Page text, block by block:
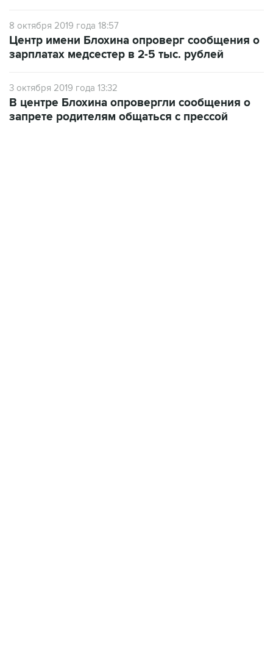
8 октября 2019 года 18:57
Центр имени Блохина опроверг сообщения о
зарплатах медсестер в 2-5 тыс. рублей
3 октября 2019 года 13:32
В центре Блохина опровергли сообщения о
запрете родителям общаться с прессой